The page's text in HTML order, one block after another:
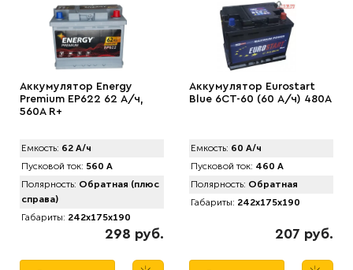
Аккумулятор Energy
Premium EP622 62 А/ч,
560A R+
Емкость: 62 А/ч
Пусковой ток: 560 А
Полярность: Обратная (плюс
справа)
Габариты: 242x175x190
298 руб.
Аккумулятор Eurostart
Blue 6CT-60 (60 А/ч) 480А
Емкость: 60 А/ч
Пусковой ток: 460 А
Полярность: Обратная
Габариты: 242x175x190
207 руб.